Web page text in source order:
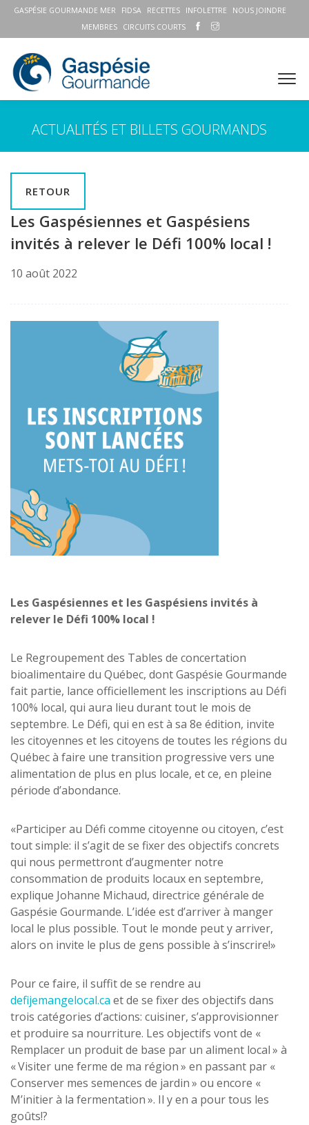
GASPÉSIE GOURMANDE MER FIDSA RECETTES INFOLETTRE
NOUS JOINDRE
MEMBRES
CIRCUITS COURTS
ACTUALITÉS ET BILLETS GOURMANDS
RETOUR
Les Gaspésiennes et Gaspésiens
invités à relever le Défi 100% local !
10 août 2022
Les Gaspésiennes et les Gaspésiens invités à
relever le Défi 100% local !
Le Regroupement des Tables de concertation
bioalimentaire du Québec, dont Gaspésie Gourmande
fait partie, lance officiellement les inscriptions au Défi
100% local, qui aura lieu durant tout le mois de
septembre. Le Défi, qui en est à sa 8e édition, invite
les citoyennes et les citoyens de toutes les régions du
Québec à faire une transition progressive vers une
alimentation de plus en plus locale, et ce, en pleine
période d’abondance.
«Participer au Défi comme citoyenne ou citoyen, c’est
tout simple: il s’agit de se fixer des objectifs concrets
qui nous permettront d’augmenter notre
consommation de produits locaux en septembre,
explique Johanne Michaud, directrice générale de
Gaspésie Gourmande. L’idée est d’arriver à manger
local le plus possible. Tout le monde peut y arriver,
alors on invite le plus de gens possible à s’inscrire!»
Pour ce faire, il suffit de se rendre au
defijemangelocal.ca et de se fixer des objectifs dans
trois catégories d’actions: cuisiner, s’approvisionner
et produire sa nourriture. Les objectifs vont de «
Remplacer un produit de base par un aliment local » à
« Visiter une ferme de ma région » en passant par «
Conserver mes semences de jardin » ou encore «
M’initier à la fermentation ». Il y en a pour tous les
goûts!?